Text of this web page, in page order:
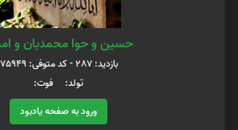
حسین و حوا محمدیان و
بازدید: 287 - کد متوفی: 75949
تولد: فوت:
ورود به صفحه یادبود